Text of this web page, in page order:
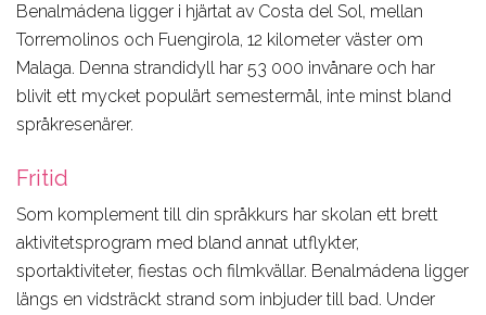
Benalmádena ligger i hjärtat av Costa del Sol, mellan
Torremolinos och Fuengirola, 12 kilometer väster om
Malaga. Denna strandidyll har 53 000 invånare och har
blivit ett mycket populärt semestermål, inte minst bland
språkresenärer.
Fritid
Som komplement till din språkkurs har skolan ett brett
aktivitetsprogram med bland annat utflykter,
sportaktiviteter, fiestas och filmkvällar. Benalmádena ligger
längs en vidsträckt strand som inbjuder till bad. Under